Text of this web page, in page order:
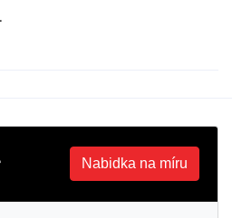
Nabidka na míru